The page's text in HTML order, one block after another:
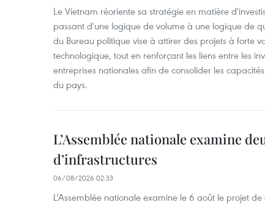
Le Vietnam réoriente sa stratégie en matière
passant d'une logique de volume à une logique de
du Bureau politique vise à attirer des projets à forte
technologique, tout en renforçant les liens entre les
entreprises nationales afin de consolider les
du pays. ​
L’Assemblée nationale examine
d’infrastructures
06/08/2026 02:33
L'Assemblée nationale examine le 6 août le projet